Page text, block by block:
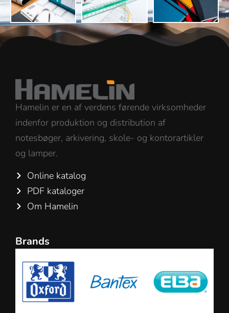
Hamelin er en af verdens førende virksomheder
indenfor produktion og distribution af
notesbøger, arkivering, skole- og kontorartikler
og lamper.
Online katalog
PDF kataloger
Om Hamelin
Brands